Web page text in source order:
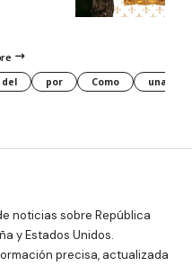
del por Como una
noticias sobre República
y Estados Unidos.
precisa, actualizada